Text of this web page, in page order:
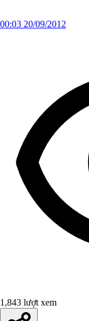
00:03 20/09/2012
1,843 lượt xem